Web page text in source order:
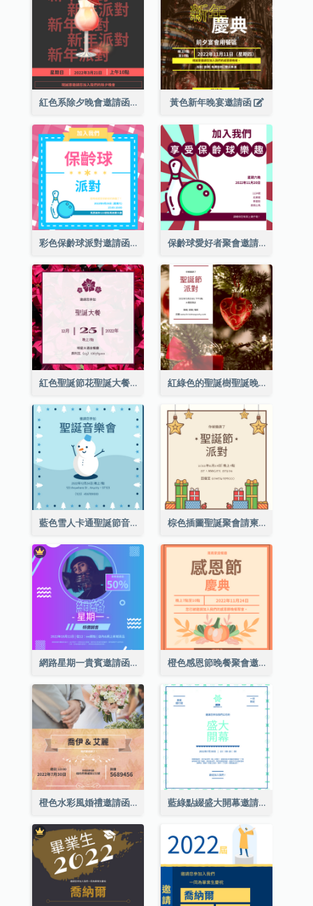
紅色系除夕晚會邀請函 黃色新年晚宴邀請函
彩色保齡球派對邀請函 保齡球愛好者聚會邀請函
紅色聖誕節花聖誕大餐請柬 紅綠色的聖誕樹聖誕晚會邀請函
藍色雪人卡通聖誕節音樂會邀請 棕色插圖聖誕聚會請柬
網路星期一貴賓邀請函 橙色感恩節晚餐聚會邀請函
橙色水彩風婚禮邀請函 藍綠點綴盛大開幕邀請函